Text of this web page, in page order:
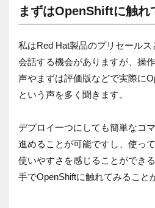
まずはOpenShiftに触れ
私はRed Hat製品のプリセール
会話する機会がありますが、操
声やまずは評価版などで実際に
という声を多く聞きます。
デプロイ一つにしても簡単なコ
進めることが可能ですし、使っ
使いやすさを感じることができ
手でOpenShiftに触れてみること